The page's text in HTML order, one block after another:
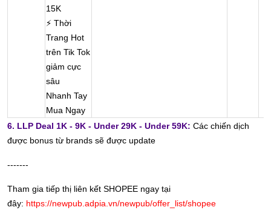
15K
⚡ Thời
Trang Hot
trên Tik Tok
giảm cực
sâu
Nhanh Tay
Mua Ngay
6. LLP Deal 1K - 9K - Under 29K - Under 59K: Các chiến dịch
được bonus từ brands sẽ được update
-------
Tham gia tiếp thị liên kết SHOPEE ngay tại
đây: https://newpub.adpia.vn/newpub/offer_list/shopee